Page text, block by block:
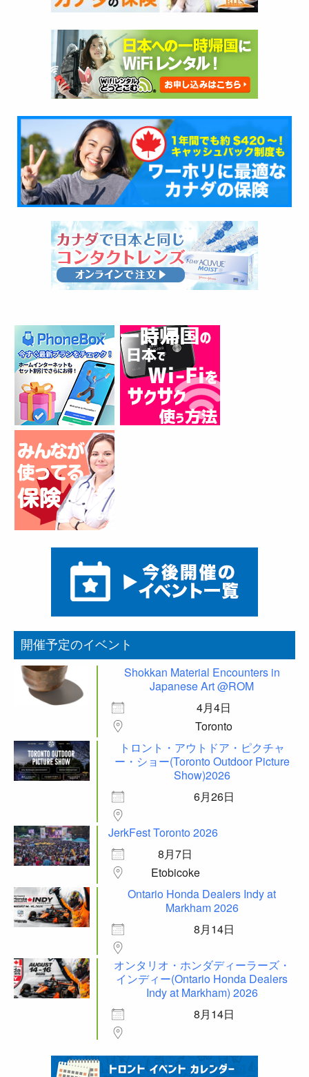
開催予定のイベント
Shokkan Material Encounters in
Japanese Art @ROM
4月4日
Toronto
トロント・アウトドア・ピクチャ
ー・ショー(Toronto Outdoor Picture
Show)2026
6月26日
JerkFest Toronto 2026
8月7日
Etobicoke
Ontario Honda Dealers Indy at
Markham 2026
8月14日
オンタリオ・ホンダディーラーズ・
インディー(Ontario Honda Dealers
Indy at Markham) 2026
8月14日